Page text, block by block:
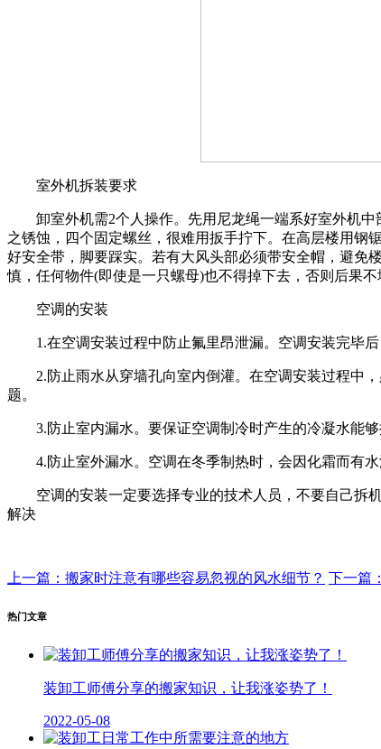
室外机拆装要求
卸室外机需2个人操作。先用尼龙绳一端系好室外机中
之锈蚀，四个固定螺丝，很难用扳手拧下。在高层楼用钢
好安全带，脚要踩实。若有大风头部必须带安全帽，避免
慎，任何物件(即使是一只螺母)也不得掉下去，否则后果
空调的安装
1.在空调安装过程中防止氟里昂泄漏。空调安装完毕后
2.防止雨水从穿墙孔向室内倒灌。在空调安装过程中，
题。
3.防止室内漏水。要保证空调制冷时产生的冷凝水能够
4.防止室外漏水。空调在冬季制热时，会因化霜而有水
空调的安装一定要选择专业的技术人员，不要自己拆机
解决
上一篇：搬家时注意有哪些容易忽视的风水细节？ 下一篇
热门文章
装卸工师傅分享的搬家知识，让我涨姿势了！
2022-05-08